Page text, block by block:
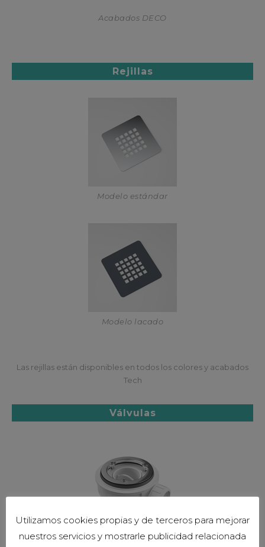
Acabados DECO
Rejillas
Modelo estándar
Modelo lacado
Las rejillas están disponibles en todos los colores y acabados
Tech
Válvulas
Modelo Horizontal
Utilizamos cookies propias y de terceros para mejorar
nuestros servicios y mostrarle publicidad relacionada